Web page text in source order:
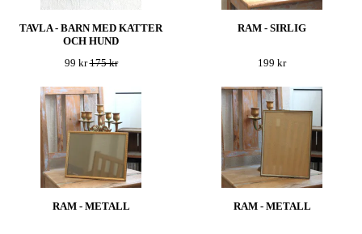
TAVLA - BARN MED KATTER
OCH HUND
99 kr175 kr
RAM - SIRLIG
199 kr
RAM - METALL RAM - METALL